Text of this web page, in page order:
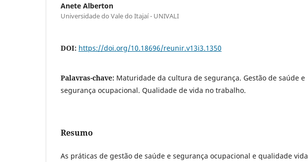
Anete Alberton
Universidade do Vale do Itajaí - UNIVALI
DOI: https://doi.org/10.18696/reunir.v13i3.1350
Palavras-chave: Maturidade da cultura de segurança. Gestão de saúde e
segurança ocupacional. Qualidade de vida no trabalho.
Resumo
As práticas de gestão de saúde e segurança ocupacional e qualidade vida